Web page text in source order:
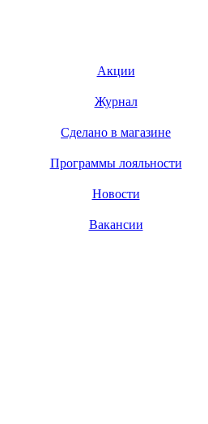
Акции
Журнал
Сделано в магазине
Программы лояльности
Новости
Вакансии